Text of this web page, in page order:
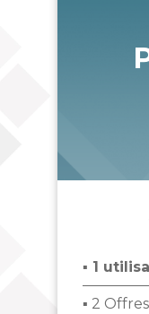
▪ 1
▪ 2